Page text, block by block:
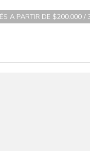
DE $200.000 / 3